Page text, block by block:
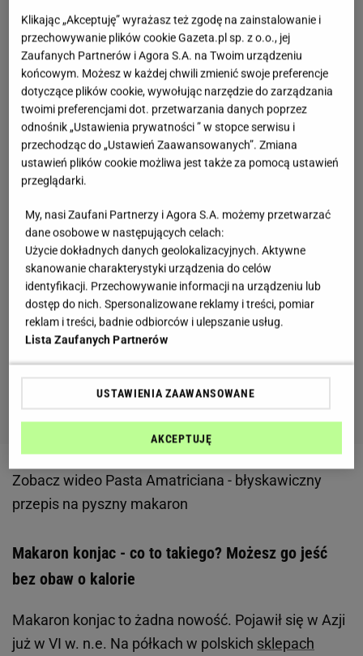
Zobacz wideo Pasta Amatriciana - błyskawiczny
przepis na pyszny makaron
Makaron konjac - co to takiego? Możesz go jeść
bez obaw o kalorie
Makaron konjac to żadna nowość. Pojawił się w Azji
już w VI w. n.e. Na półkach w polskich sklepach
Klikając „Akceptuję” wyrażasz też zgodę na zainstalowanie i
przechowywanie plików cookie Gazeta.pl sp. z o.o., jej
Zaufanych Partnerów i Agora S.A. na Twoim urządzeniu
końcowym. Możesz w każdej chwili zmienić swoje preferencje
dotyczące plików cookie, wywołując narzędzie do zarządzania
twoimi preferencjami dot. przetwarzania danych poprzez
odnośnik „Ustawienia prywatności ” w stopce serwisu i
przechodząc do „Ustawień Zaawansowanych”. Zmiana
ustawień plików cookie możliwa jest także za pomocą ustawień
przeglądarki.
My, nasi Zaufani Partnerzy i Agora S.A. możemy przetwarzać
dane osobowe w następujących celach:
Użycie dokładnych danych geolokalizacyjnych. Aktywne
skanowanie charakterystyki urządzenia do celów
identyfikacji. Przechowywanie informacji na urządzeniu lub
dostęp do nich. Spersonalizowane reklamy i treści, pomiar
reklam i treści, badnie odbiorców i ulepszanie usług.
Lista Zaufanych Partnerów
USTAWIENIA ZAAWANSOWANE
AKCEPTUJĘ